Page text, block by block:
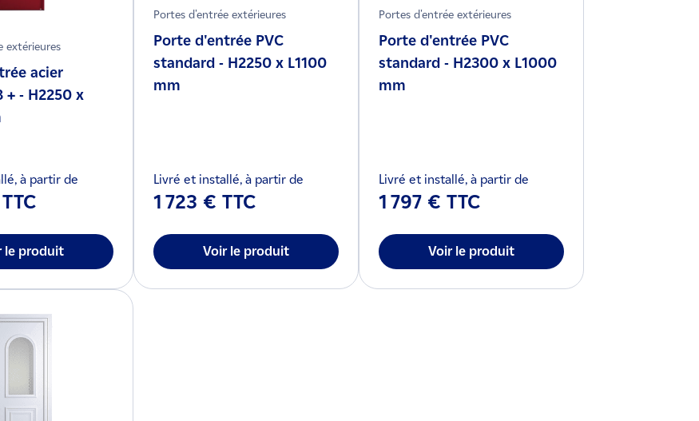
extérieures
acier
- H2250 x
à partir de
le produit
Portes d'entrée extérieures
Porte d'entrée PVC
standard - H2250 x L1100
mm
Livré et installé, à partir de
1 723 € TTC
Voir le produit
Portes d'entrée extérieures
Porte d'entrée PVC
standard - H2300 x L1000
mm
Livré et installé, à partir de
1 797 € TTC
Voir le produit